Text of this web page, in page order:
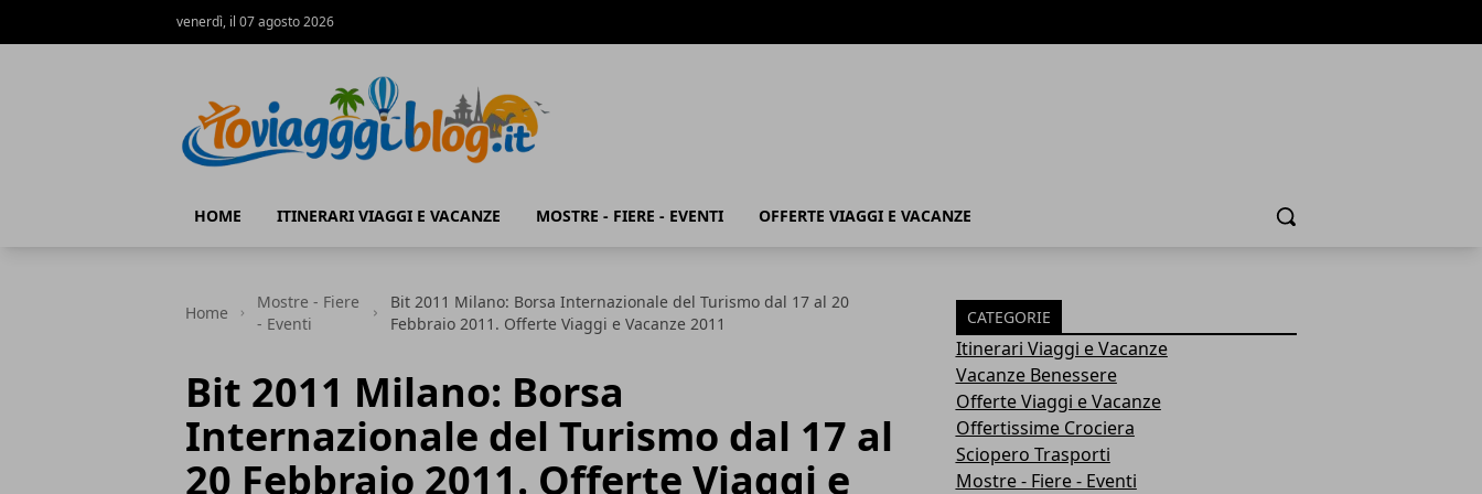
venerdì, il 07 agosto 2026
HOME ITINERARI VIAGGI E VACANZE MOSTRE - FIERE - EVENTI OFFERTE VIAGGI E VACANZE Cerca
Home
Mostre - Fiere
- Eventi
Bit 2011 Milano: Borsa Internazionale del Turismo dal 17 al 20
Febbraio 2011. Offerte Viaggi e Vacanze 2011
Bit 2011 Milano: Borsa
Internazionale del Turismo dal 17 al
20 Febbraio 2011. Offerte Viaggi e
CATEGORIE
Itinerari Viaggi e Vacanze
Vacanze Benessere
Offerte Viaggi e Vacanze
Offertissime Crociera
Sciopero Trasporti
Mostre - Fiere - Eventi